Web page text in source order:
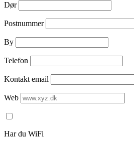
Dør
Postnummer
By
Telefon
Kontakt email
Web
Har du WiFi